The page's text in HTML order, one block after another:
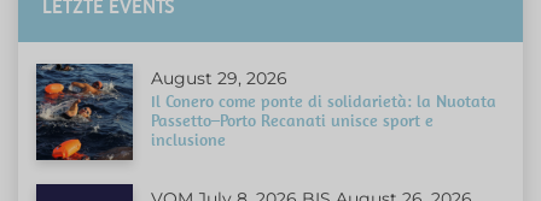
LETZTE EVENTS
August 29, 2026
Il Conero come ponte di solidarietà: la Nuotata
Passetto–Porto Recanati unisce sport e
inclusione